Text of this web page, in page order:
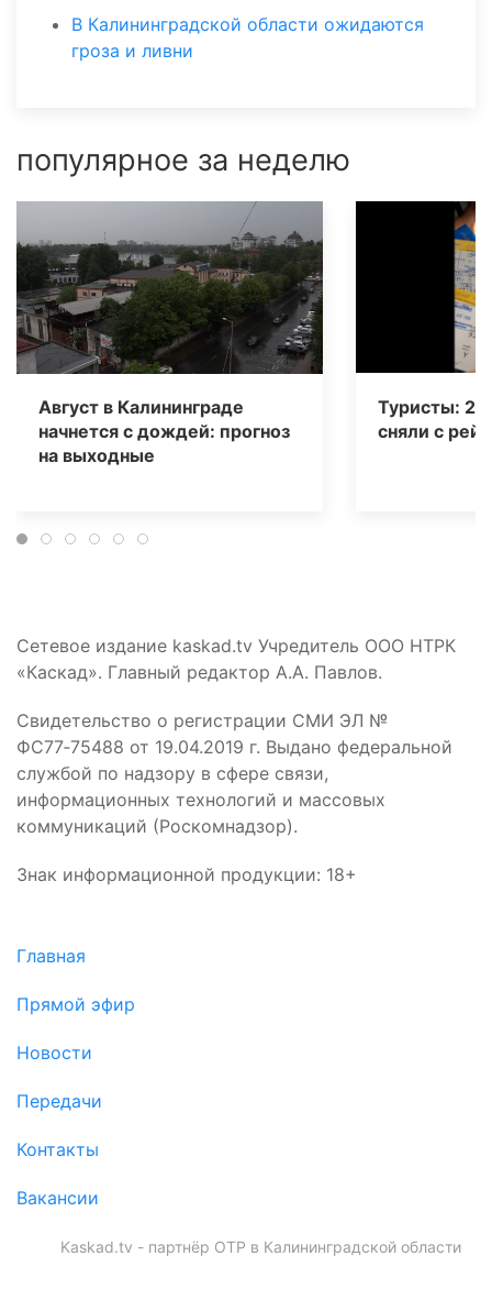
В Калининградской области ожидаются
гроза и ливни
популярное за неделю
Август в Калининграде
начнется с дождей: прогноз
на выходные
Туристы: 20
сняли с
Сетевое издание kaskad.tv Учредитель ООО НТРК
«Каскад». Главный редактор А.А. Павлов.
Свидетельство о регистрации СМИ ЭЛ №
ФС77‑75488 от 19.04.2019 г. Выдано федеральной
службой по надзору в сфере связи,
информационных технологий и массовых
коммуникаций (Роскомнадзор).
Знак информационной продукции: 18+
Главная
Прямой эфир
Новости
Передачи
Контакты
Вакансии
Kaskad.tv - партнёр ОТР в Калининградской области